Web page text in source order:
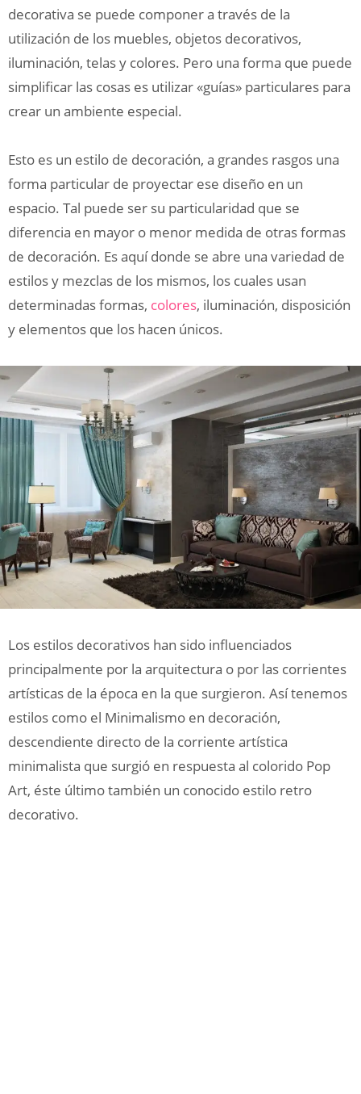
decorativa se puede componer a través de la
utilización de los muebles, objetos decorativos,
iluminación, telas y colores. Pero una forma que puede
simplificar las cosas es utilizar «guías» particulares para
crear un ambiente especial.
Esto es un estilo de decoración, a grandes rasgos una
forma particular de proyectar ese diseño en un
espacio. Tal puede ser su particularidad que se
diferencia en mayor o menor medida de otras formas
de decoración. Es aquí donde se abre una variedad de
estilos y mezclas de los mismos, los cuales usan
determinadas formas, colores, iluminación, disposición
y elementos que los hacen únicos.
Los estilos decorativos han sido influenciados
principalmente por la arquitectura o por las corrientes
artísticas de la época en la que surgieron. Así tenemos
estilos como el Minimalismo en decoración,
descendiente directo de la corriente artística
minimalista que surgió en respuesta al colorido Pop
Art, éste último también un conocido estilo retro
decorativo.